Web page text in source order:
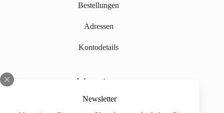
Newsletter
Bestellungen
Adressen
Kontodetails
Informationen
Über uns